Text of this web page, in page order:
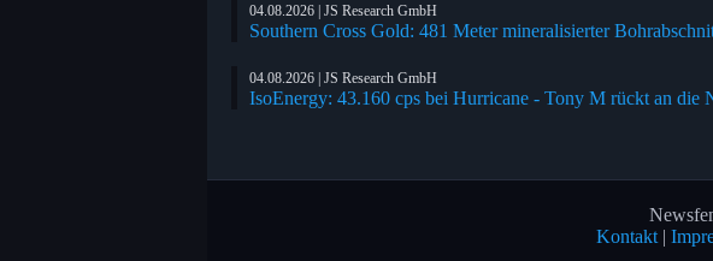
04.08.2026 | JS Research GmbH
Southern Cross Gold: 481 Meter mineralisierter
04.08.2026 | JS Research GmbH
IsoEnergy: 43.160 cps bei Hurricane - Tony M rückt an die
Kontakt|